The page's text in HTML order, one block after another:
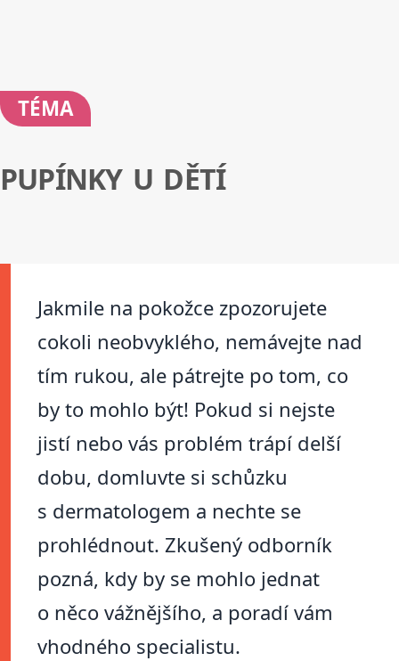
TÉMA
PUPÍNKY U DĚTÍ
Jakmile na pokožce zpozorujete
cokoli neobvyklého, nemávejte nad
tím rukou, ale pátrejte po tom, co
by to mohlo být! Pokud si nejste
jistí nebo vás problém trápí delší
dobu, domluvte si schůzku
s dermatologem a nechte se
prohlédnout. Zkušený odborník
pozná, kdy by se mohlo jednat
o něco vážnějšího, a poradí vám
vhodného specialistu.